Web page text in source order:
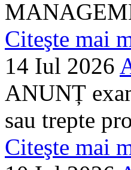
Citeşte mai
14 Iul 2026
ANUNȚ
sau trepte
Citeşte mai